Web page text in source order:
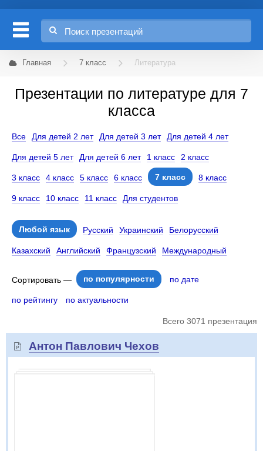
Главная 7 класс Литература
Презентации по литературе для 7
класса
Все Для детей 2 лет Для детей 3 лет Для детей 4 лет
Для детей 5 лет Для детей 6 лет 1 класс 2 класс
3 класс 4 класс 5 класс 6 класс 7 класс 8 класс
9 класс 10 класс 11 класс Для студентов
Любой язык Русский Украинский Белорусский
Казахский Английский Французский Международный
Сортировать — по популярности по дате
по рейтингу по актуальности
Всего 3071 презентация
Антон Павлович Чехов